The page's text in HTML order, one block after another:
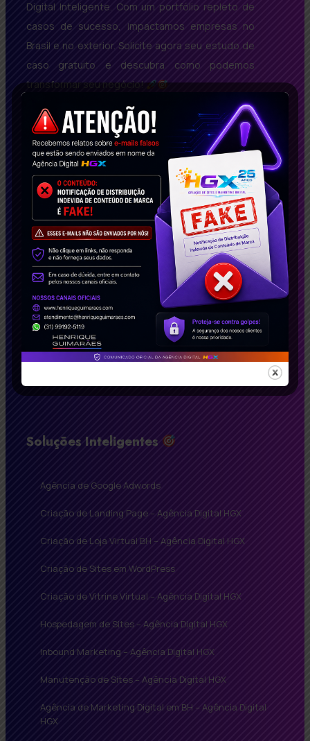
Digital Inteligente. Com um portfólio repleto de
casos de sucesso, impactamos empresas no
Brasil e no exterior. Solicite agora seu estudo de
caso gratuito e descubra como podemos
transformar seu negócio!
Conecte-se Conosco!
Soluções Inteligentes
Agência de Google Adwords
Criação de Landing Page – Agência Digital HGX
Criação de Loja Virtual BH – Agência Digital HGX
Criação de Sites em WordPress
Criação de Vitrine Virtual – Agência Digital HGX
Hospedagem de Sites – Agência Digital HGX
Inbound Marketing – Agência Digital HGX
Manutenção de Sites – Agência Digital HGX
Agência de Marketing Digital em BH – Agência Digital
HGX